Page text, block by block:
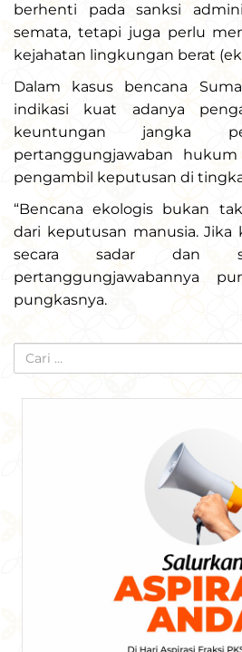
berhenti pada sanksi
semata, tetapi juga perlu
kejahatan lingkungan berat
Dalam kasus bencana
indikasi kuat adanya
keuntungan jangka
pertanggungjawaban
pengambil keputusan di
“Bencana ekologis bukan
dari keputusan manusia. Jika
secara sadar dan
pertanggungjawabannya
pungkasnya.